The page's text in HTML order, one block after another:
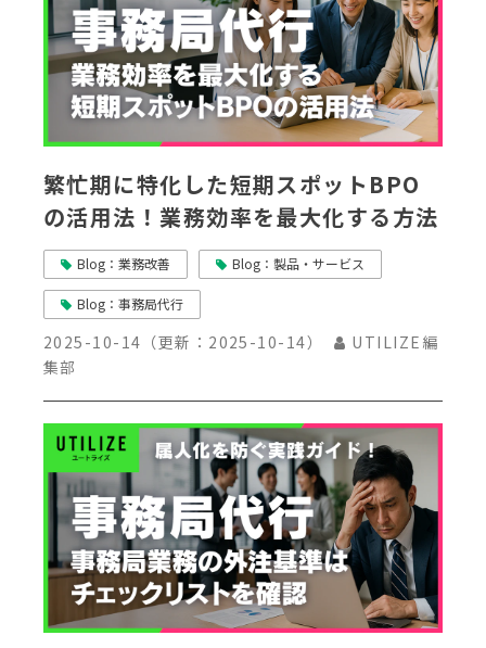
繁忙期に特化した短期スポットBPO
の活用法！業務効率を最大化する方法
Blog：業務改善 Blog：製品・サービス
Blog：事務局代行
2025-10-14 （更新： 2025-10-14）
UTILIZE編
集部